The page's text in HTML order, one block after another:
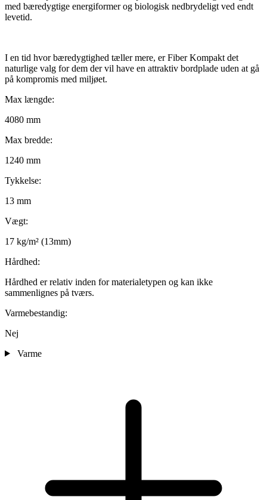
med bæredygtige energiformer og biologisk nedbrydeligt ved endt
levetid.
I en tid hvor bæredygtighed tæller mere, er Fiber Kompakt det
naturlige valg for dem der vil have en attraktiv bordplade uden at gå
på kompromis med miljøet.
Max længde:
4080 mm
Max bredde:
1240 mm
Tykkelse:
13 mm
Vægt:
17 kg/m² (13mm)
Hårdhed:
Hårdhed er relativ inden for materialetypen og kan ikke
sammenlignes på tværs.
Varmebestandig:
Nej
Varme